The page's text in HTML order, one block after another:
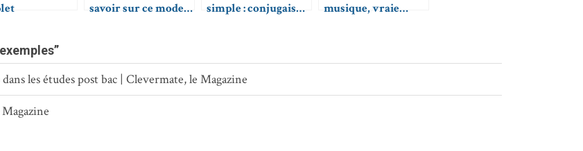
savoir sur ce mode
simple : conjugaison
musique, vraie
les études post bac | Clevermate, le Magazine